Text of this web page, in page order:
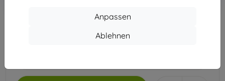
Anpassen
Ablehnen